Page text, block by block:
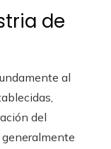
de
al
del
generalmente